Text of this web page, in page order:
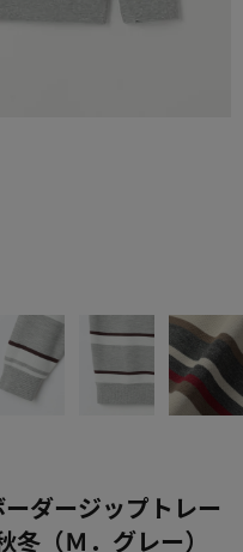
ーダージップトレー
（Ｍ．グレー）